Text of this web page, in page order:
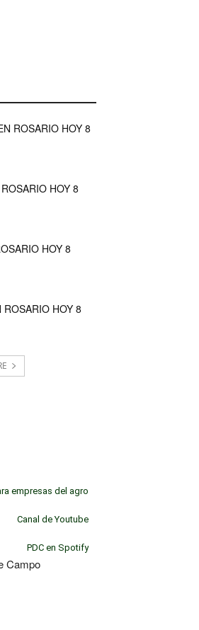
ROSARIO HOY 8
HOY 8
HOY 8
HOY 8
empresas del agro
Canal de Youtube
PDC en Spotify
Campo